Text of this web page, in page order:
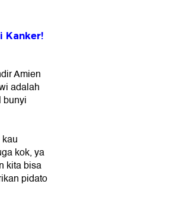
Kanker!
Amien
adalah
bunyi
kok, ya
kita bisa
pidato